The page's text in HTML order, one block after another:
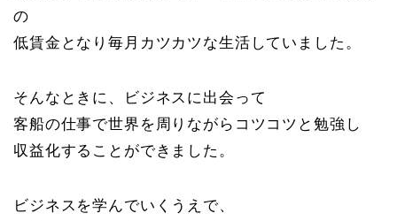
の
低賃金となり毎月カツカツな生活していました。
そんなときに、ビジネスに出会って
客船の仕事で世界を周りながらコツコツと勉強し
収益化することができました。
ビジネスを学んでいくうえで、